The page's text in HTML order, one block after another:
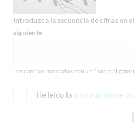
Introduzca la secuencia de cifras en
siguiente
Los campos marcados con un * son
He leído la información de